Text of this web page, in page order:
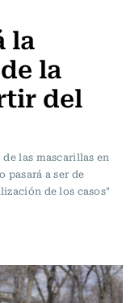
la
la
del
las mascarillas en
pasará a ser de
de los casos"